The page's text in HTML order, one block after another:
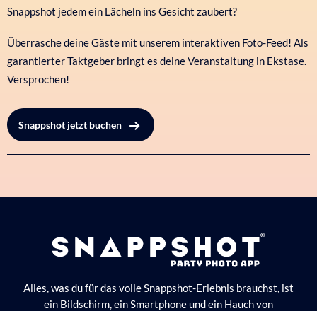
Snappshot jedem ein Lächeln ins Gesicht zaubert?
Überrasche deine Gäste mit unserem interaktiven Foto-Feed! Als
garantierter Taktgeber bringt es deine Veranstaltung in Ekstase.
Versprochen!
Snappshot jetzt buchen
Alles, was du für das volle Snappshot-Erlebnis brauchst, ist
ein Bildschirm, ein Smartphone und ein Hauch von